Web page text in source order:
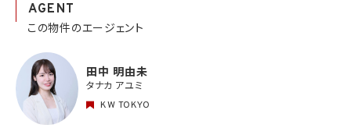
AGENT
この物件のエージェント
田中 明由未
タナカ アユミ
KW TOKYO